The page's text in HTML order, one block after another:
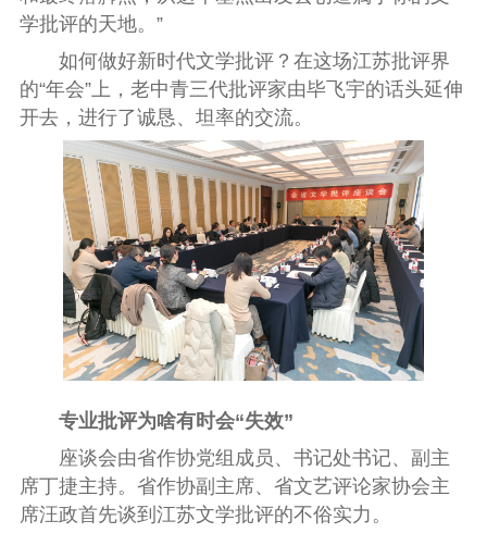
学批评的天地。”
如何做好新时代文学批评？在这场江苏批评界
的“年会”上，老中青三代批评家由毕飞宇的话头延伸
开去，进行了诚恳、坦率的交流。
专业批评为啥有时会“失效”
座谈会由省作协党组成员、书记处书记、副主
席丁捷主持。省作协副主席、省文艺评论家协会主
席汪政首先谈到江苏文学批评的不俗实力。